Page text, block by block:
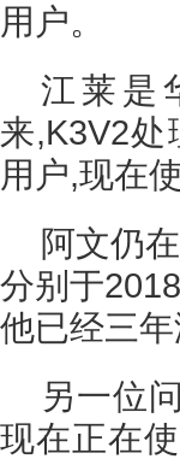
用户。
江莱是
来,K3V2
用户,现在
阿文仍
分别于
他已经三年
另一位
现在正在